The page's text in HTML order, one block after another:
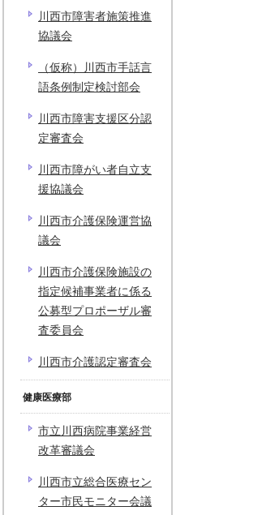
川西市障害者施策推進
協議会
（仮称）川西市手話言
語条例制定検討部会
川西市障害支援区分認
定審査会
川西市障がい者自立支
援協議会
川西市介護保険運営協
議会
川西市介護保険施設の
指定候補事業者に係る
公募型プロポーザル審
査委員会
川西市介護認定審査会
健康医療部
市立川西病院事業経営
改革審議会
川西市立総合医療セン
ター市民モニター会議